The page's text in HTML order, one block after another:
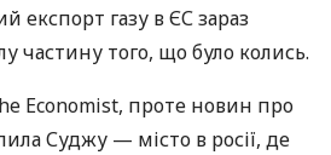
експорт газу в ЄС зараз
частину того, що було колись.
Economist, проте новин про
Суджу — місто в росії, де